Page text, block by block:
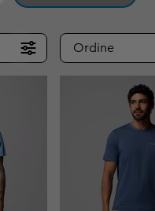
Ordine